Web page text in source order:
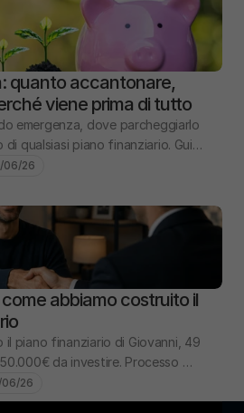
quanto accantonare,
viene prima di tutto
emergenza, dove parcheggiarlo
qualsiasi piano finanziario. Guida
06/26
abbiamo costruito il
il piano finanziario di Giovanni, 49
da investire. Processo
portafoglio.
06/26